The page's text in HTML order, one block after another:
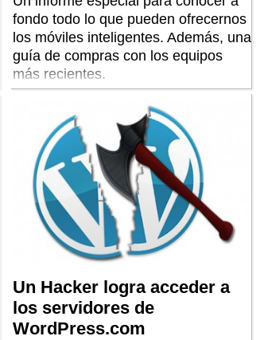
fondo todo lo que pueden ofrecernos
los móviles inteligentes. Además, una
guía de compras con los equipos
más recientes.
Un Hacker logra acceder a
los servidores de
WordPress.com